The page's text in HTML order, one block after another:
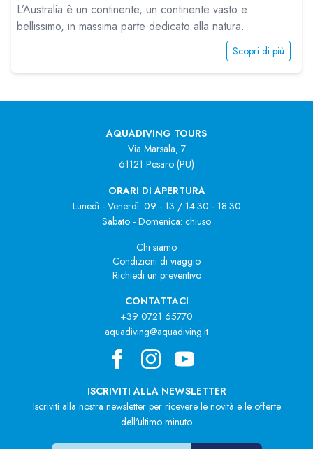
L’Australia è un continente, un continente vasto e
bellissimo, in massima parte dedicato alla natura.
Scopri di più
AQUADIVING TOURS
Via Marsala, 7
61121 Pesaro (PU)
ORARI DI APERTURA
Lunedì - Venerdì: 09 - 13 / 14:30 - 18:30
Sabato - Domenica: chiuso
Chi siamo
Condizioni di viaggio
Richiedi un preventivo
CONTATTACI
+39 0721 65770
aquadiving@aquadiving.it
ISCRIVITI ALLA NEWSLETTER
Iscriviti alla nostra newsletter per ricevere le novità e le offerte
dell'ultimo minuto